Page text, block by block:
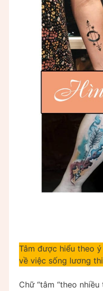
Tâm được hiểu theo
về việc sống lương
Chữ “tâm “theo